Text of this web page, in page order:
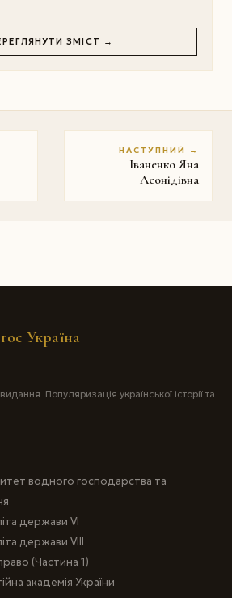
ЗМІСТ →
НАСТУПНИЙ →
Іваненко Яна
Леонідівна
Україна
Популяризація української історії та
водного господарства та
держави VI
держави VIII
(Частина 1)
академія України